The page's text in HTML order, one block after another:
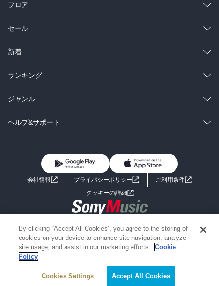
フロア
総合
ラノベ
雑誌・グラビア
BL・TL
セール
総合
ラノベ
雑誌・グラビア
BL・TL
新着
総合
ラノベ
雑誌・グラビア
ランキング
総合
ラノベ
ジャンル
コミック
ライトノベル 男子向けラノベ
小説
海外小説
ミステリー SF
歴史・時代小説
グラビア写真集
ヘルプ&サポート
よくあるご質問 お問い合わせ
会社情報 プライバシーポリシー
ご利用条件
クッキーの詳細
Copyright 2017 - 2026 Sony Music Entertainment(Japan) Inc.
Information on the site is for the Japan domestic market only
powered by
By clicking “Accept All Cookies”, you agree to the storing of
cookies on your device to enhance site navigation, analyze
site usage, and assist in our marketing efforts.
Cookie
Policy
Cookies Settings Accept All Cookies